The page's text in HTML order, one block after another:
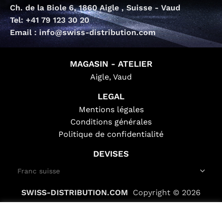
Ch. de la Biole 6, 1860 Aigle , Suisse - Vaud
Tel: +41 79 123 30 20
Email : info@swiss-distribution.com
MAGASIN - ATELIER
Aigle, Vaud
LEGAL
Mentions légales
Conditions générales
Politique de confidentialité
DEVISES
SWISS-DISTRIBUTION.COM Copyright © 2026